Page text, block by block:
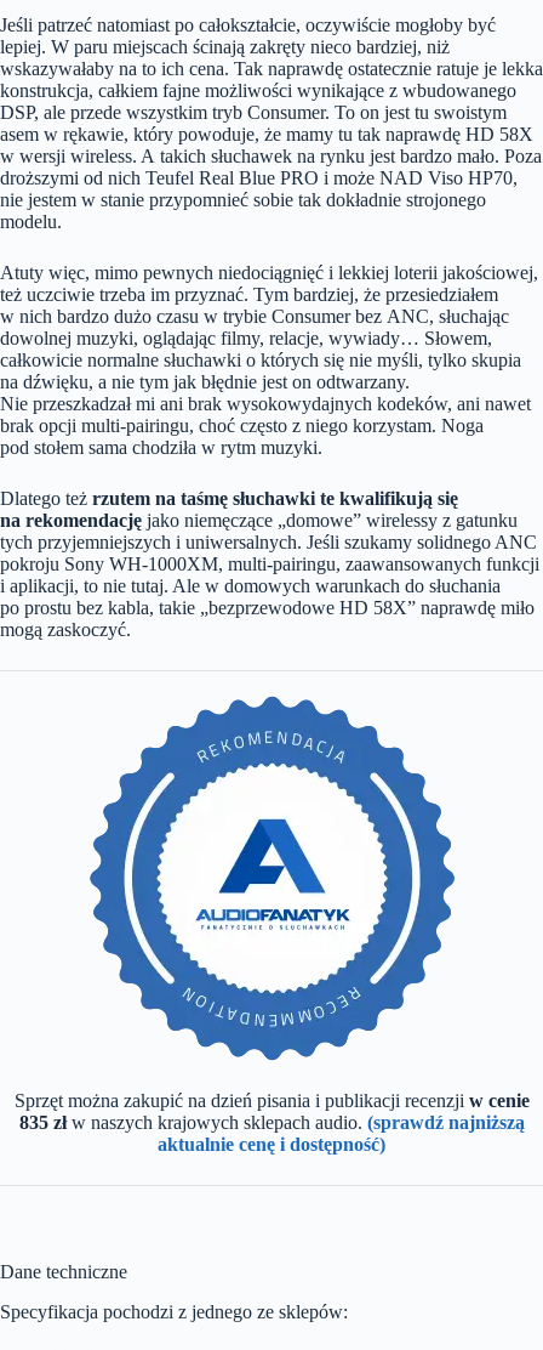
Jeśli patrzeć natomiast po całokształcie, oczywiście mogłoby być
lepiej. W paru miejscach ścinają zakręty nieco bardziej, niż
wskazywałaby na to ich cena. Tak naprawdę ostatecznie ratuje je lekka
konstrukcja, całkiem fajne możliwości wynikające z wbudowanego
DSP, ale przede wszystkim tryb Consumer. To on jest tu swoistym
asem w rękawie, który powoduje, że mamy tu tak naprawdę HD 58X
w wersji wireless. A takich słuchawek na rynku jest bardzo mało. Poza
droższymi od nich Teufel Real Blue PRO i może NAD Viso HP70,
nie jestem w stanie przypomnieć sobie tak dokładnie strojonego
modelu.
Atuty więc, mimo pewnych niedociągnięć i lekkiej loterii jakościowej,
też uczciwie trzeba im przyznać. Tym bardziej, że przesiedziałem
w nich bardzo dużo czasu w trybie Consumer bez ANC, słuchając
dowolnej muzyki, oglądając filmy, relacje, wywiady… Słowem,
całkowicie normalne słuchawki o których się nie myśli, tylko skupia
na dźwięku, a nie tym jak błędnie jest on odtwarzany.
Nie przeszkadzał mi ani brak wysokowydajnych kodeków, ani nawet
brak opcji multi-pairingu, choć często z niego korzystam. Noga
pod stołem sama chodziła w rytm muzyki.
Dlatego też rzutem na taśmę słuchawki te kwalifikują się
na rekomendację jako niemęczące „domowe” wirelessy z gatunku
tych przyjemniejszych i uniwersalnych. Jeśli szukamy solidnego ANC
pokroju Sony WH-1000XM, multi-pairingu, zaawansowanych funkcji
i aplikacji, to nie tutaj. Ale w domowych warunkach do słuchania
po prostu bez kabla, takie „bezprzewodowe HD 58X” naprawdę miło
mogą zaskoczyć.
Sprzęt można zakupić na dzień pisania i publikacji recenzji w cenie
835 złw naszych krajowych sklepach audio. (sprawdź najniższą
aktualnie cenę i dostępność)
Dane techniczne
Specyfikacja pochodzi z jednego ze sklepów: